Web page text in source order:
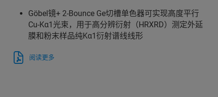
Göbel镜+ 2-Bounce Ge切槽单色器可实现高度平行
Cu-Kα1光束，用于高分辨衍射（HRXRD）测定外延
膜和粉末样品纯Kα1衍射谱线线形
阅读更多